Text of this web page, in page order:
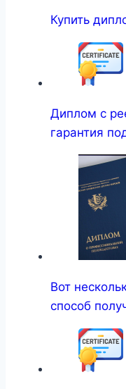
Купить
Диплом с
гарантия
Вот
способ